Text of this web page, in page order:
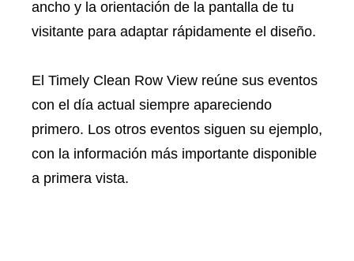
ancho y la orientación de la pantalla de tu
visitante para adaptar rápidamente el diseño.
El Timely Clean Row View reúne sus eventos
con el día actual siempre apareciendo
primero. Los otros eventos siguen su ejemplo,
con la información más importante disponible
a primera vista.